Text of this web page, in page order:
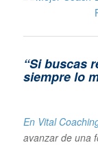
“Si buscas
siempre lo
En Vital
avanzar de una